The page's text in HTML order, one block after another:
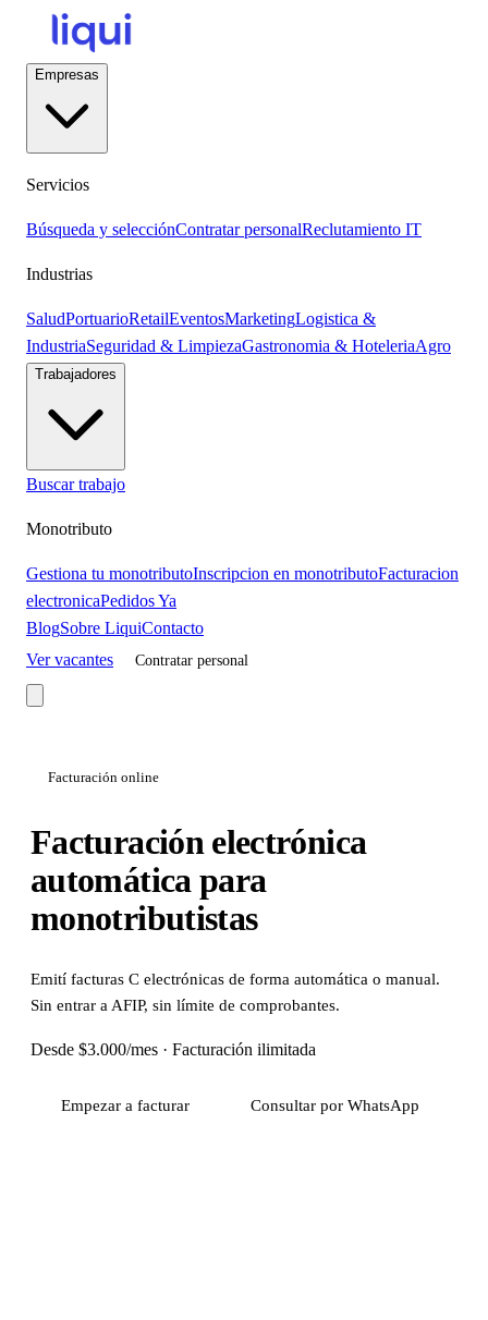
Empresas
Servicios
Búsqueda y selecciónContratar personalReclutamiento IT
Industrias
SaludPortuarioRetailEventosMarketingLogistica &
IndustriaSeguridad & LimpiezaGastronomia & HoteleriaAgro
Trabajadores
Buscar trabajo
Monotributo
Gestiona tu monotributoInscripcion en monotributoFacturacion
electronicaPedidos Ya
BlogSobre LiquiContacto
Ver vacantes
Contratar personal
Facturación online
Facturación electrónica
automática para
monotributistas
Emití facturas C electrónicas de forma automática o manual.
Sin entrar a AFIP, sin límite de comprobantes.
Desde $3.000/mes · Facturación ilimitada
Empezar a facturar Consultar por WhatsApp